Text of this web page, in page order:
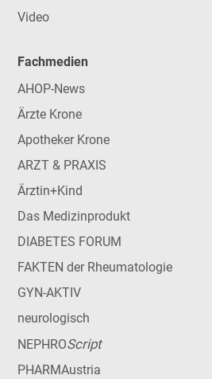
Video
Fachmedien
AHOP-News
Ärzte Krone
Apotheker Krone
ARZT & PRAXIS
Ärztin+Kind
Das Medizinprodukt
DIABETES FORUM
FAKTEN der Rheumatologie
GYN-AKTIV
neurologisch
NEPHROScript
PHARMAustria